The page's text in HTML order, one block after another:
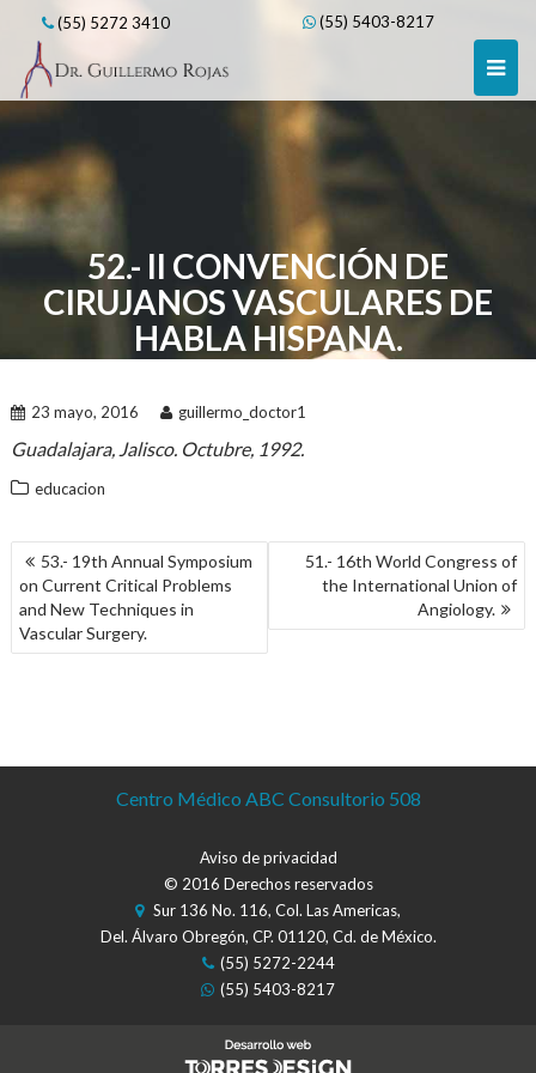
content
(55) 5272 3410 (55) 5403-8217
52.- II CONVENCIÓN DE
CIRUJANOS VASCULARES DE
HABLA HISPANA.
23 mayo, 2016 guillermo_doctor1
Guadalajara, Jalisco. Octubre, 1992.
educacion
NAVEGACIÓN
DE
ENTRADAS
53.- 19th Annual Symposium
on Current Critical Problems
and New Techniques in
Vascular Surgery.
51.- 16th World Congress of
the International Union of
Angiology.
Centro Médico ABC Consultorio 508
Aviso de privacidad
© 2016 Derechos reservados
Sur 136 No. 116, Col. Las Americas,
Del. Álvaro Obregón, CP. 01120, Cd. de México.
(55) 5272-2244
(55) 5403-8217